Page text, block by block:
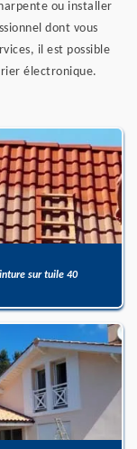
ou installer
dont vous
il est possible
électronique.
sur tuile 40